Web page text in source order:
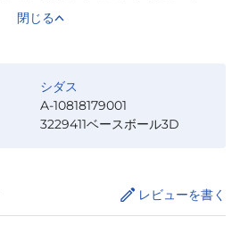
閉じる
シダス
A-10818179001
3229411ベースボール3D
レビューを書く